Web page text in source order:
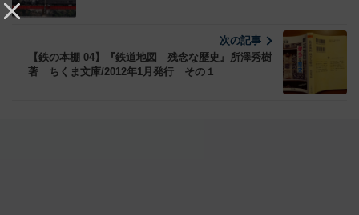
次の記事
【鉄の本棚 04】『鉄道地図 残念な歴史』所澤秀樹
著 ちくま文庫/2012年1月発行 その１